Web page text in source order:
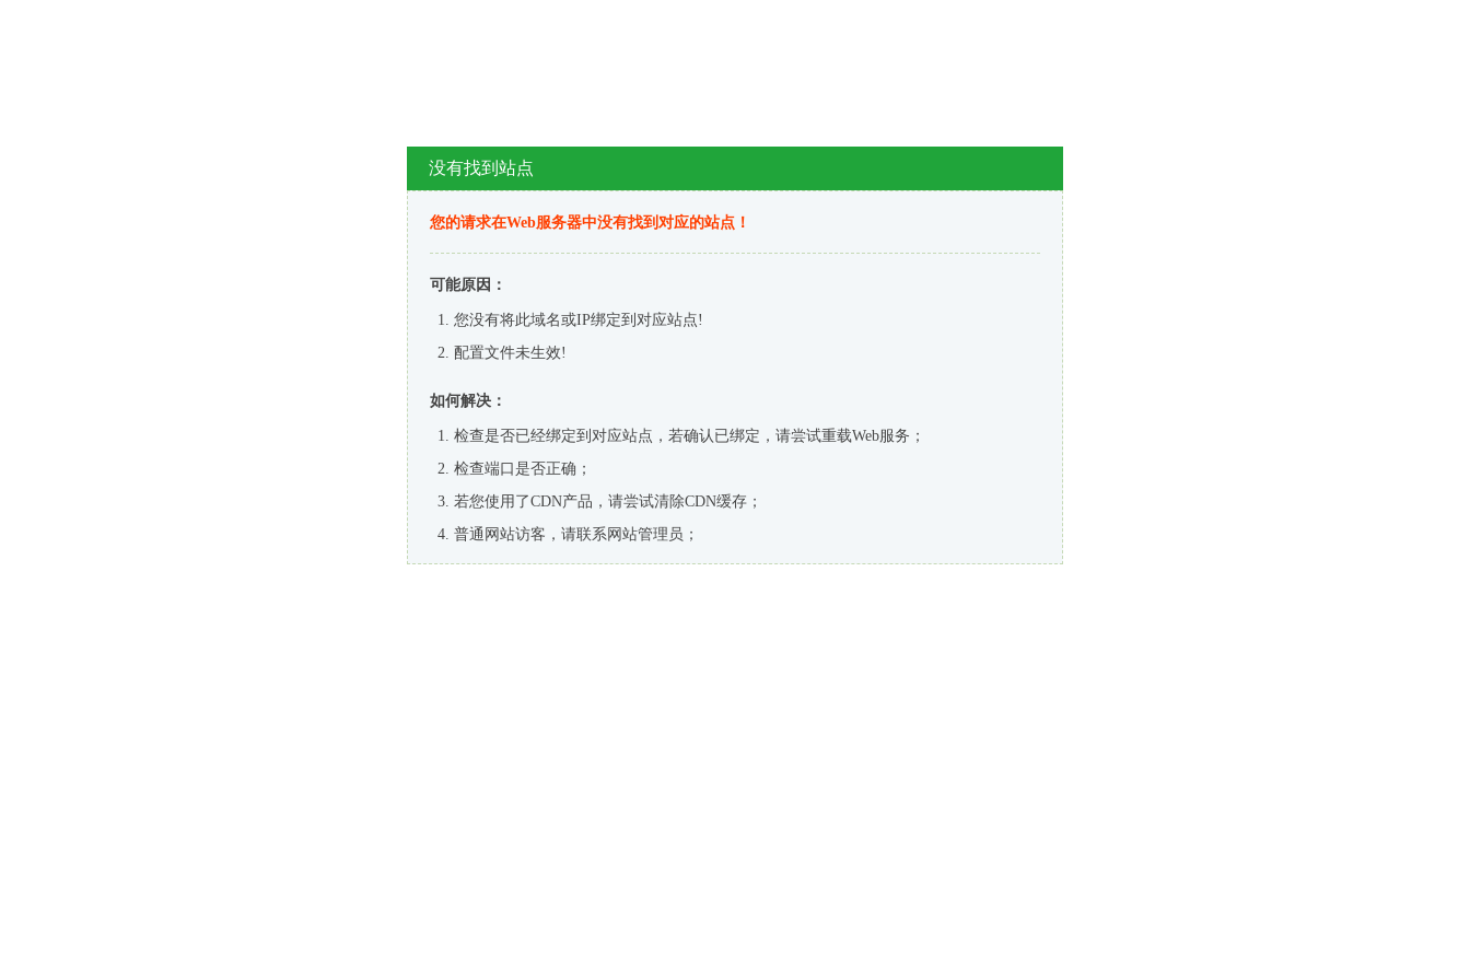
没有找到站点
您的请求在Web服务器中没有找到对应的站点！
可能原因：
您没有将此域名或IP绑定到对应站点!
配置文件未生效!
如何解决：
检查是否已经绑定到对应站点，若确认已绑定，请尝试重载Web服务；
检查端口是否正确；
若您使用了CDN产品，请尝试清除CDN缓存；
普通网站访客，请联系网站管理员；